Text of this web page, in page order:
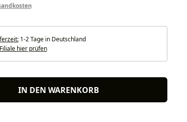
1-2 Tage in Deutschland
hier prüfen
IN DEN WARENKORB